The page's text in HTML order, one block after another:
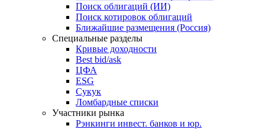
Поиск облигаций (ИИ)
Поиск котировок облигаций
Ближайшие размещения (Россия)
Специальные разделы
Кривые доходности
Best bid/ask
ЦФА
ESG
Сукук
Ломбардные списки
Участники рынка
Рэнкинги инвест. банков и юр.